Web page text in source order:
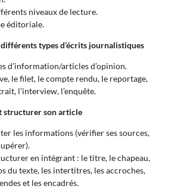
niveaux de lecture.
éditoriale.
types d’écrits journalistiques
d’information/articles d’opinion.
le filet, le compte rendu, le reportage,
l’interview, l’enquête.
structurer son article
les informations (vérifier ses sources,
en intégrant : le titre, le chapeau,
du texte, les intertitres, les accroches,
et les encadrés.